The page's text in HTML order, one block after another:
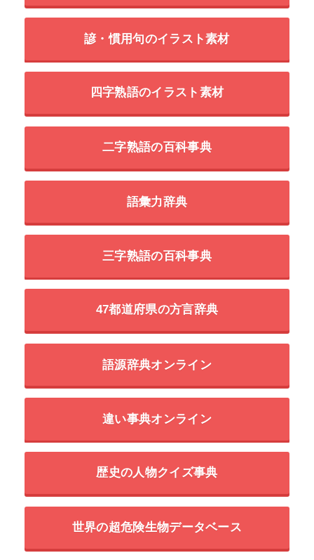
諺・慣用句のイラスト素材
四字熟語のイラスト素材
二字熟語の百科事典
語彙力辞典
三字熟語の百科事典
47都道府県の方言辞典
語源辞典オンライン
違い事典オンライン
歴史の人物クイズ事典
世界の超危険生物データベース